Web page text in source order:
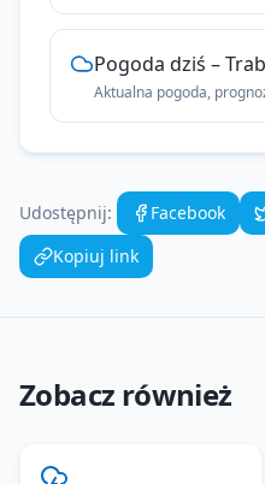
Pogoda dziś –
Aktualna pogoda,
Udostępnij: Facebook
Kopiuj link
Zobacz również